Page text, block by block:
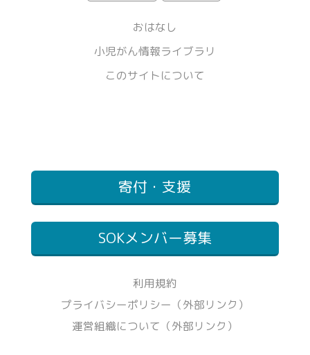
おはなし
小児がん情報ライブラリ
このサイトについて
寄付・支援
SOKメンバー募集
利用規約
プライバシーポリシー（外部リンク）
運営組織について（外部リンク）